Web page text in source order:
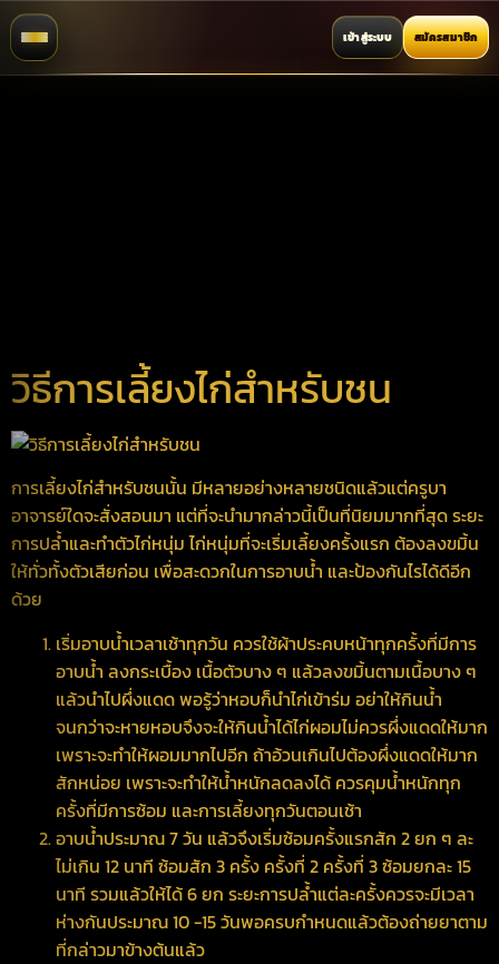
เข้าสู่ระบบ สมัครสมาชิก
วิธีการเลี้ยงไก่สำหรับชน
การเลี้ยงไก่สำหรับชนนั้น มีหลายอย่างหลายชนิดแล้วแต่ครูบา
อาจารย์ใดจะสั่งสอนมา แต่ที่จะนำมากล่าวนี้เป็นที่นิยมมากที่สุด ระยะ
การปล้ำและทำตัวไก่หนุ่ม ไก่หนุ่มที่จะเริ่มเลี้ยงครั้งแรก ต้องลงขมิ้น
ให้ทั่วทั้งตัวเสียก่อน เพื่อสะดวกในการอาบน้ำ และป้องกันไรได้ดีอีก
ด้วย
เริ่มอาบน้ำเวลาเช้าทุกวัน ควรใช้ผ้าประคบหน้าทุกครั้งที่มีการ
อาบน้ำ ลงกระเบื้อง เนื้อตัวบาง ๆ แล้วลงขมิ้นตามเนื้อบาง ๆ
แล้วนำไปผึ่งแดด พอรู้ว่าหอบก็นำไก่เข้าร่ม อย่าให้กินน้ำ
จนกว่าจะหายหอบจึงจะให้กินน้ำได้ไก่ผอมไม่ควรผึ่งแดดให้มาก
เพราะจะทำให้ผอมมากไปอีก ถ้าอ้วนเกินไปต้องผึ่งแดดให้มาก
สักหน่อย เพราะจะทำให้น้ำหนักลดลงได้ ควรคุมน้ำหนักทุก
ครั้งที่มีการซ้อม และการเลี้ยงทุกวันตอนเช้า
อาบน้ำประมาณ 7 วัน แล้วจึงเริ่มซ้อมครั้งแรกสัก 2 ยก ๆ ละ
ไม่เกิน 12 นาที ซ้อมสัก 3 ครั้ง ครั้งที่ 2 ครั้งที่ 3 ซ้อมยกละ 15
นาที รวมแล้วให้ได้ 6 ยก ระยะการปล้ำแต่ละครั้งควรจะมีเวลา
ห่างกันประมาณ 10 -15 วันพอครบกำหนดแล้วต้องถ่ายยาตาม
ที่กล่าวมาข้างต้นแล้ว